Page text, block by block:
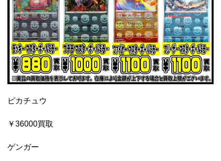
ピカチュウ
￥36000買取
ゲンガー